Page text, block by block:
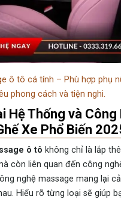
ô tô cá tính – Phù hợp phụ
phong cách và tiện nghi.
Hệ Thống và Công
Xe Phổ Biến
ô tô không chỉ là lắp
còn liên quan đến công
nghệ massage mang lại
Hiểu rõ từng loại sẽ giúp